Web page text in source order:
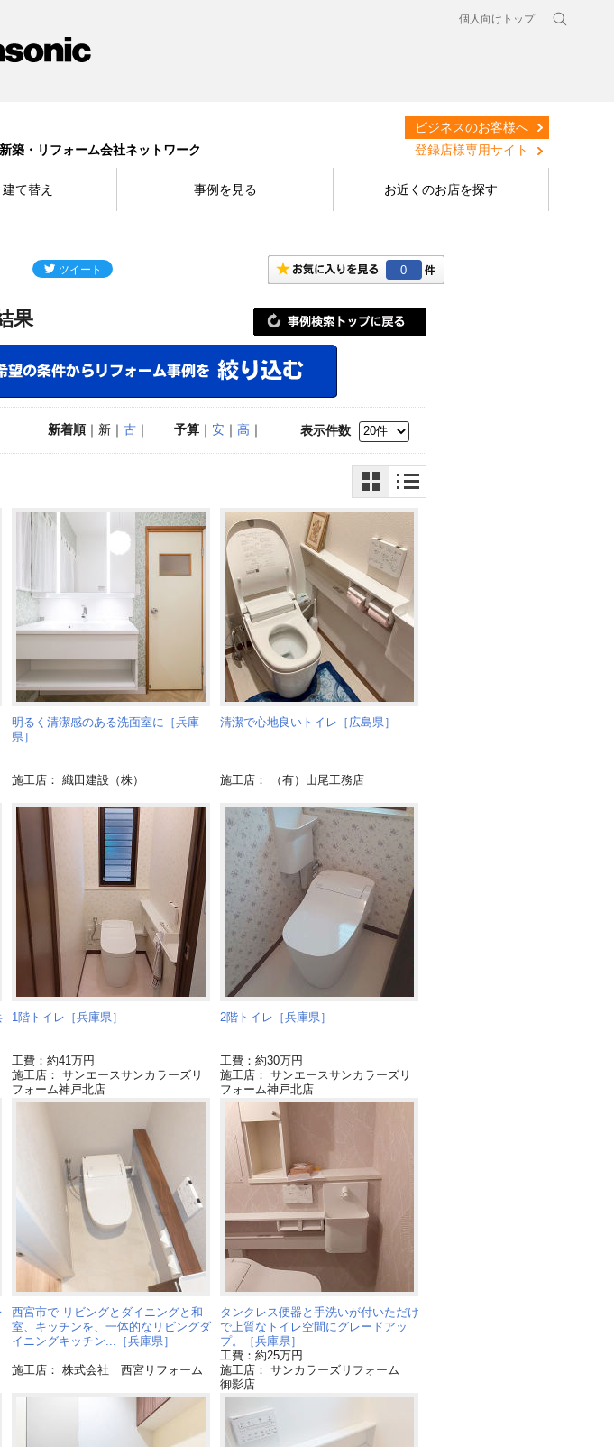
個人向けトップ
築・リフォーム会社ネットワーク
ビジネスのお客様へ
登録店様専用サイト
て替え 事例を見る お近くのお店を探す
0
果
表示件数
予算｜ 安｜ 高 ｜
新着順｜新｜ 古｜
明るく清潔感のある洗面室に［兵庫
県］
施工店： 織田建設（株）
清潔で心地良いトイレ［広島県］
施工店： （有）山尾工務店
1階トイレ［兵庫県］
工費：約41万円
施工店： サンエースサンカラーズリ
フォーム神戸北店
2階トイレ［兵庫県］
工費：約30万円
施工店： サンエースサンカラーズリ
フォーム神戸北店
西宮市で リビングとダイニングと和
室、キッチンを、一体的なリビングダ
イニングキッチン...［兵庫県］
施工店： 株式会社 西宮リフォーム
タンクレス便器と手洗いが付いただけ
で上質なトイレ空間にグレードアッ
プ。［兵庫県］
工費：約25万円
施工店： サンカラーズリフォーム
御影店